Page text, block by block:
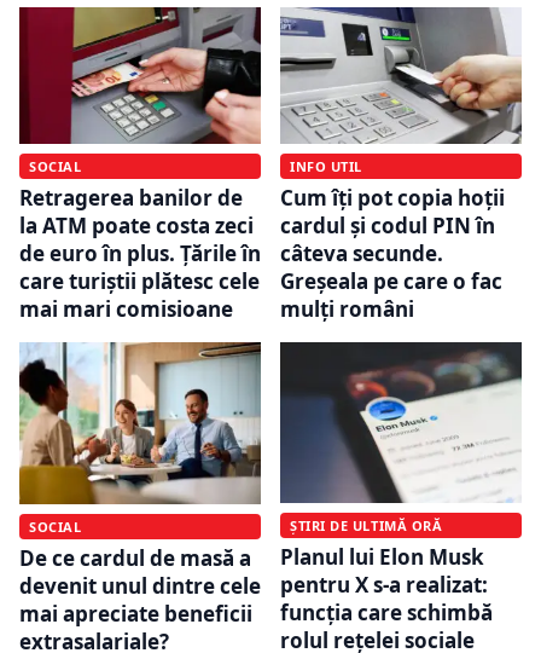
SOCIAL
Retragerea banilor de
la ATM poate costa zeci
de euro în plus. Țările în
care turiștii plătesc cele
mai mari comisioane
INFO UTIL
Cum îți pot copia hoții
cardul și codul PIN în
câteva secunde.
Greșeala pe care o fac
mulți români
SOCIAL
De ce cardul de masă a
devenit unul dintre cele
mai apreciate beneficii
extrasalariale?
ȘTIRI DE ULTIMĂ ORĂ
Planul lui Elon Musk
pentru X s-a realizat:
funcția care schimbă
rolul rețelei sociale